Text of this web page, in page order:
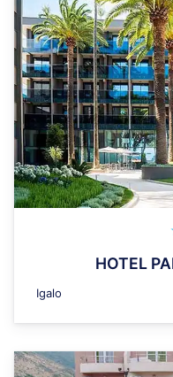
HOTEL
Igalo